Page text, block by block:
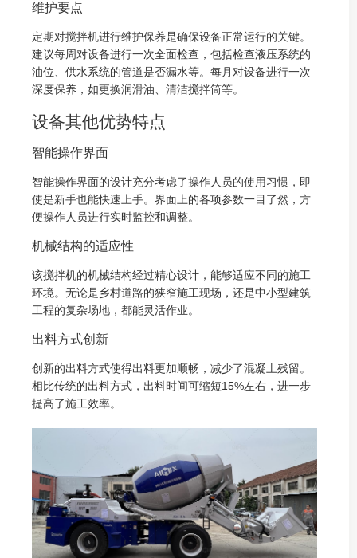
维护要点
定期对搅拌机进行维护保养是确保设备正常运行的关键。
建议每周对设备进行一次全面检查，包括检查液压系统的
油位、供水系统的管道是否漏水等。每月对设备进行一次
深度保养，如更换润滑油、清洁搅拌筒等。
设备其他优势特点
智能操作界面
智能操作界面的设计充分考虑了操作人员的使用习惯，即
使是新手也能快速上手。界面上的各项参数一目了然，方
便操作人员进行实时监控和调整。
机械结构的适应性
该搅拌机的机械结构经过精心设计，能够适应不同的施工
环境。无论是乡村道路的狭窄施工现场，还是中小型建筑
工程的复杂场地，都能灵活作业。
出料方式创新
创新的出料方式使得出料更加顺畅，减少了混凝土残留。
相比传统的出料方式，出料时间可缩短15%左右，进一步
提高了施工效率。